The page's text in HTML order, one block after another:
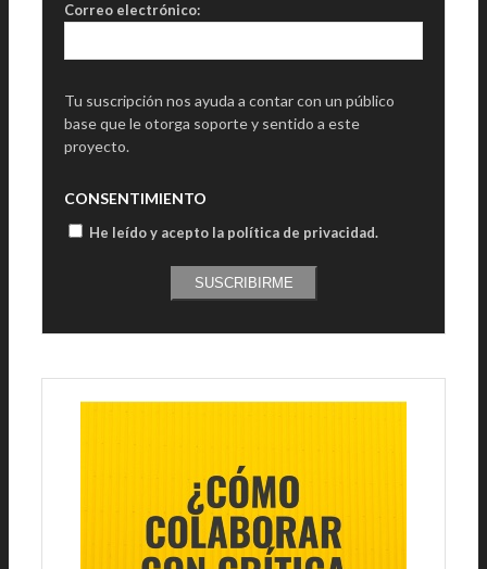
Correo electrónico:
Tu suscripción nos ayuda a contar con un público
base que le otorga soporte y sentido a este
proyecto.
CONSENTIMIENTO
He leído y acepto la política de privacidad.
SUSCRIBIRME